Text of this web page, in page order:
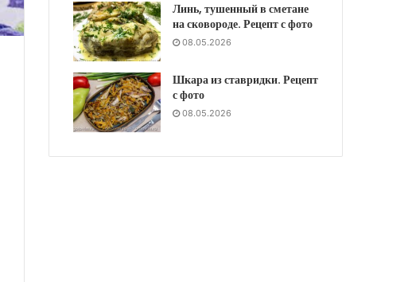
Линь, тушенный в сметане
на сковороде. Рецепт с фото
08.05.2026
Шкара из ставридки. Рецепт
с фото
08.05.2026